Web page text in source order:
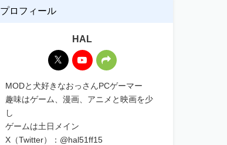
プロフィール
HAL
MODと犬好きなおっさんPCゲーマー
趣味はゲーム、漫画、アニメと映画を少
し
ゲームは土日メイン
X（Twitter）：@hal51ff15